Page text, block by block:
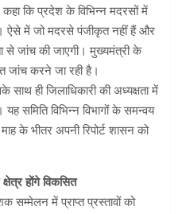
कि प्रदेश के विभिन्न मदरसों में
ऐसे में जो मदरसे पंजीकृत नहीं हैं और
जांच की जाएगी। मुख्यमंत्री के
जांच करने जा रही है।
साथ ही जिलाधिकारी की अध्यक्षता में
समिति विभिन्न विभागों के समन्वय
के भीतर अपनी रिपोर्ट शासन को
होंगे विकसित
सम्मेलन में प्राप्त प्रस्तावों को